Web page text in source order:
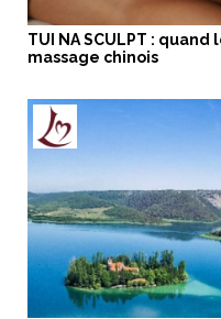
TUI NA SCULPT :
massage chinois